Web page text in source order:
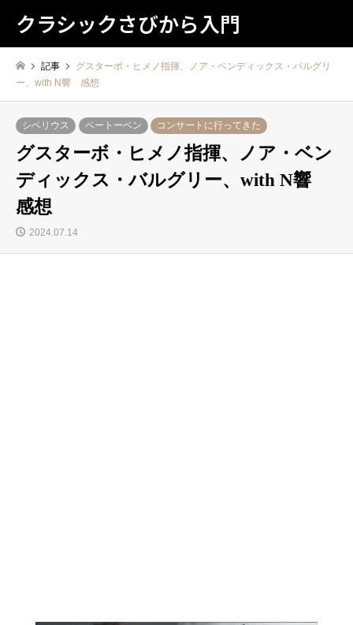
クラシックさびから入門
記事
グスターボ・ヒメノ指揮、ノア・ベンディックス・バルグリ
ー、with N響 感想
シベリウス ベートーベン コンサートに行ってきた
グスターボ・ヒメノ指揮、ノア・ベン
ディックス・バルグリー、with N響
感想
2024.07.14